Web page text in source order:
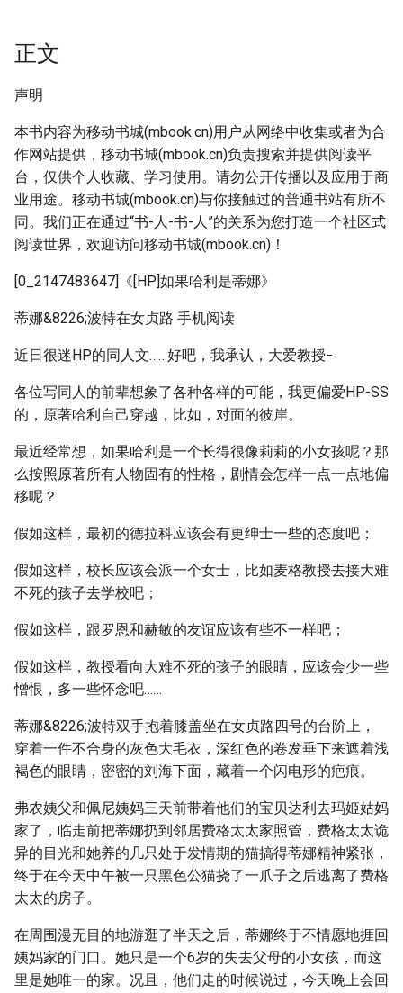
正文
声明
本书内容为移动书城(mbook.cn)用户从网络中收集或者为合
作网站提供，移动书城(mbook.cn)负责搜索并提供阅读平
台，仅供个人收藏、学习使用。请勿公开传播以及应用于商
业用途。移动书城(mbook.cn)与你接触过的普通书站有所不
同。我们正在通过“书-人-书-人”的关系为您打造一个社区式
阅读世界，欢迎访问移动书城(mbook.cn)！
[0_2147483647]《[HP]如果哈利是蒂娜》
蒂娜&8226;波特在女贞路 手机阅读
近日很迷HP的同人文……好吧，我承认，大爱教授
各位写同人的前辈想象了各种各样的可能，我更偏爱HP-SS
的，原著哈利自己穿越，比如，对面的彼岸。
最近经常想，如果哈利是一个长得很像莉莉的小女孩呢？那
么按照原著所有人物固有的性格，剧情会怎样一点一点地偏
移呢？
假如这样，最初的德拉科应该会有更绅士一些的态度吧；
假如这样，校长应该会派一个女士，比如麦格教授去接大难
不死的孩子去学校吧；
假如这样，跟罗恩和赫敏的友谊应该有些不一样吧；
假如这样，教授看向大难不死的孩子的眼睛，应该会少一些
憎恨，多一些怀念吧……
蒂娜&8226;波特双手抱着膝盖坐在女贞路四号的台阶上，
穿着一件不合身的灰色大毛衣，深红色的卷发垂下来遮着浅
褐色的眼睛，密密的刘海下面，藏着一个闪电形的疤痕。
弗农姨父和佩尼姨妈三天前带着他们的宝贝达利去玛姬姑妈
家了，临走前把蒂娜扔到邻居费格太太家照管，费格太太诡
异的目光和她养的几只处于发情期的猫搞得蒂娜精神紧张，
终于在今天中午被一只黑色公猫挠了一爪子之后逃离了费格
太太的房子。
在周围漫无目的地游逛了半天之后，蒂娜终于不情愿地捱回
姨妈家的门口。她只是一个6岁的失去父母的小女孩，而这
里是她唯一的家。况且，他们走的时候说过，今天晚上会回